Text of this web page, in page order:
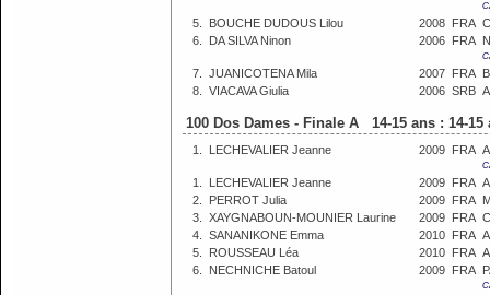
5. BOUCHE DUDOUS Lilou 2008 FRA
6.
DA SILVA Ninon 2006 FRA
7. JUANICOTENA Mila 2007 FRA
8.
VIACAVA Giulia 2006 SRB
100 Dos Dames - Finale A 14-15 ans : 14-
1. LECHEVALIER Jeanne 2009 FRA
1. LECHEVALIER Jeanne 2009 FRA
2.
PERROT Julia 2009 FRA
3.
XAYGNABOUN-MOUNIER Laurine 2009 FRA
4.
SANANIKONE Emma 2010 FRA
5.
ROUSSEAU Léa 2010 FRA
6.
NECHNICHE Batoul 2009 FRA